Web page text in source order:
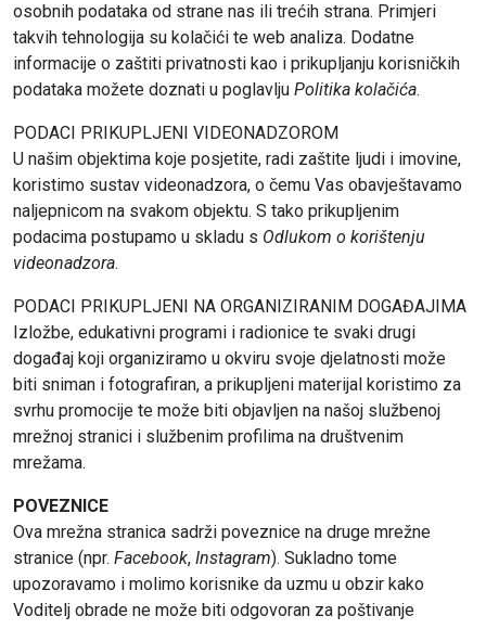
osobnih podataka od strane nas ili trećih strana. Primjeri
takvih tehnologija su kolačići te web analiza. Dodatne
informacije o zaštiti privatnosti kao i prikupljanju korisničkih
podataka možete doznati u poglavlju Politika kolačića.
PODACI PRIKUPLJENI VIDEONADZOROM
U našim objektima koje posjetite, radi zaštite ljudi i imovine,
koristimo sustav videonadzora, o čemu Vas obavještavamo
naljepnicom na svakom objektu. S tako prikupljenim
podacima postupamo u skladu s Odlukom o korištenju
videonadzora.
PODACI PRIKUPLJENI NA ORGANIZIRANIM DOGAĐAJIMA
Izložbe, edukativni programi i radionice te svaki drugi
događaj koji organiziramo u okviru svoje djelatnosti može
biti sniman i fotografiran, a prikupljeni materijal koristimo za
svrhu promocije te može biti objavljen na našoj službenoj
mrežnoj stranici i službenim profilima na društvenim
mrežama.
POVEZNICE
Ova mrežna stranica sadrži poveznice na druge mrežne
stranice (npr. Facebook, Instagram). Sukladno tome
upozoravamo i molimo korisnike da uzmu u obzir kako
Voditelj obrade ne može biti odgovoran za poštivanje